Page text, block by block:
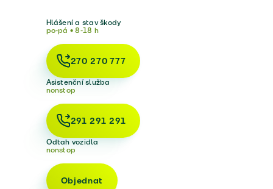
Hlášení a stav škody
po-pá • 8-18 h
270 270 777
Asistenční služba
nonstop
291 291 291
Odtah vozidla
nonstop
Objednat